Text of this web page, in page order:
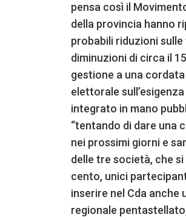
pensa così il
della provincia hanno
probabili riduzioni
diminuzioni di circa il
gestione a una
elettorale
integrato in mano
“tentando di dare una
nei prossimi giorni e
delle tre società, che
cento, unici
inserire nel Cda anche
regionale